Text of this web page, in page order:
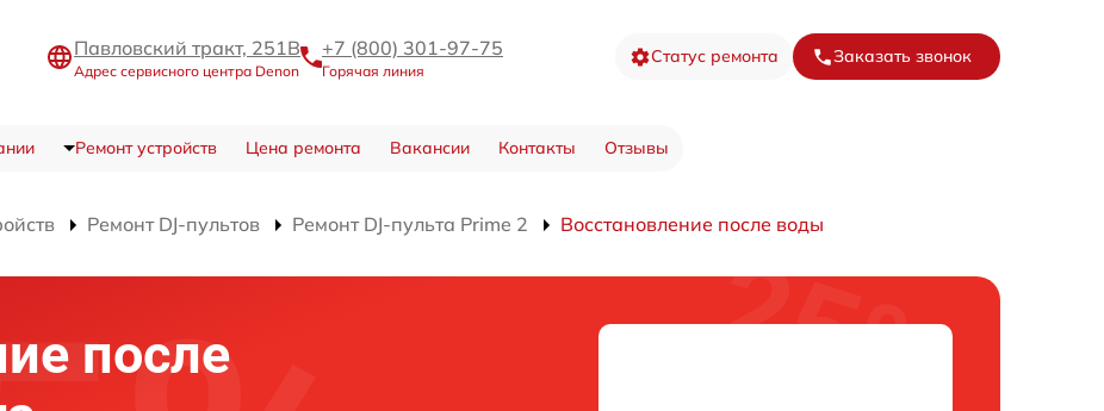
Павловский тракт, 251В
Адрес сервисного центра Denon
+7 (800) 301-97-75
Горячая линия
Статус ремонта Заказать звонок
Ремонт устройств Цена ремонта Вакансии Контакты Отзывы
Ремонт DJ-пультов Ремонт DJ-пульта Prime 2 Восстановление после воды
после